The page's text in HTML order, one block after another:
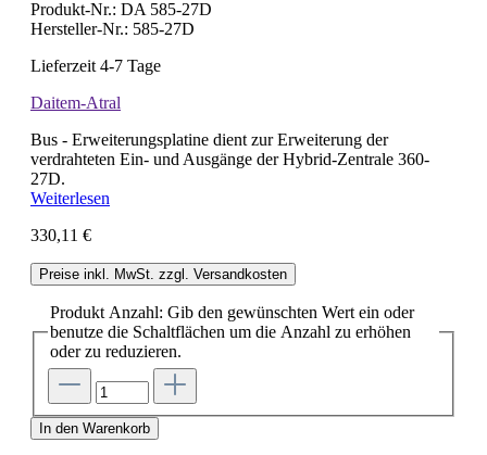
Produkt-Nr.: DA 585-27D
Hersteller-Nr.: 585-27D
Lieferzeit 4-7 Tage
Daitem-Atral
Bus - Erweiterungsplatine dient zur Erweiterung der
verdrahteten Ein- und Ausgänge der Hybrid-Zentrale 360-
27D.
Weiterlesen
330,11 €
Preise inkl. MwSt. zzgl. Versandkosten
Produkt Anzahl: Gib den gewünschten Wert ein oder
benutze die Schaltflächen um die Anzahl zu erhöhen
oder zu reduzieren.
In den Warenkorb